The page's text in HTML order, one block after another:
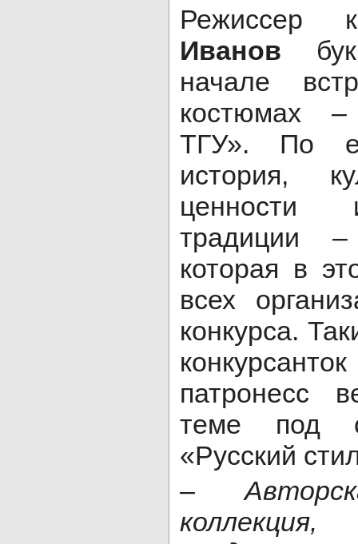
Режиссер
Иванов
начале
костюмах
ТГУ». По
история,
ценности
традиции
которая в
всех
конкурса.
патронесс
теме под
«Русский
–